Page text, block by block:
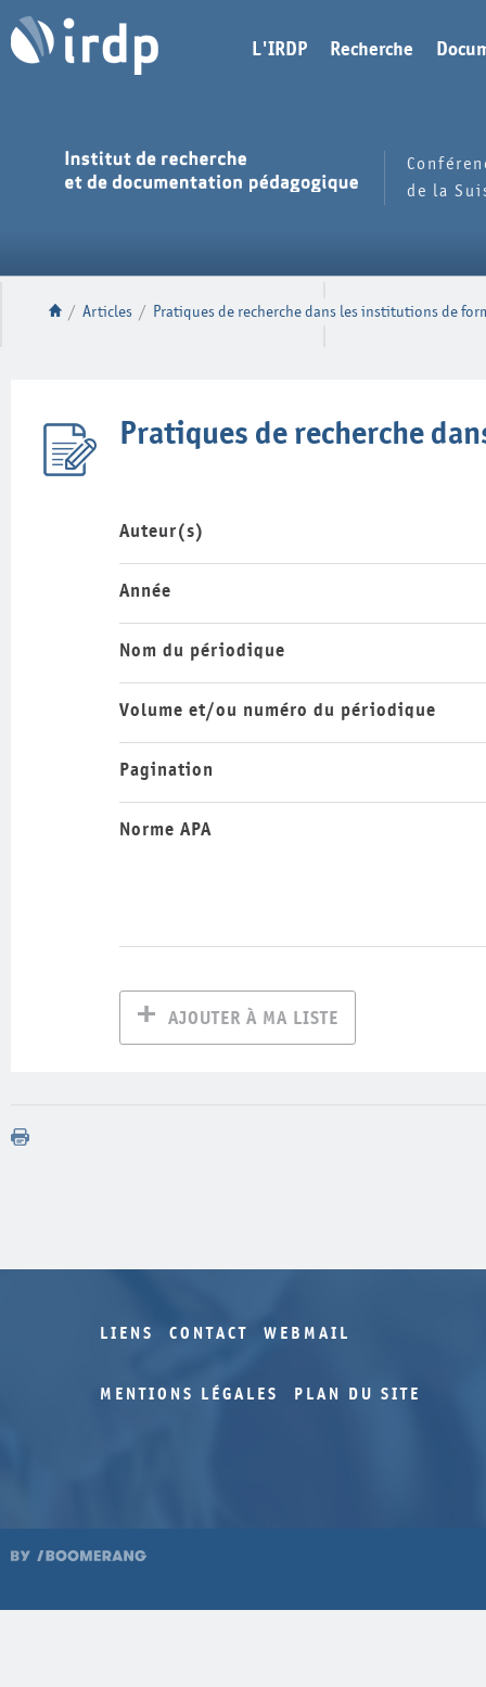
L'IRDP Recherche
de la
/ Articles / Pratiques de recherche dans les institutions de
Pratiques de recherche
Auteur(s)
Année
Nom du périodique
Volume et/ou numéro du périodique
Pagination
Norme APA
AJOUTER À MA LISTE
LIENS CONTACT WEBMAIL
MENTIONS LÉGALES PLAN DU SITE